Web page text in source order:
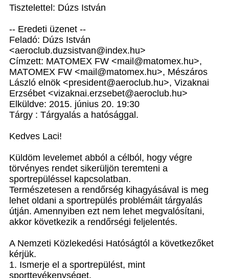
Tisztelettel: Dúzs István
-- Eredeti üzenet --
Feladó: Dúzs István
<aeroclub.duzsistvan@index.hu>
Címzett: MATOMEX FW <mail@matomex.hu>,
MATOMEX FW <mail@matomex.hu>, Mészáros
László elnök <president@aeroclub.hu>, Vizaknai
Erzsébet <vizaknai.erzsebet@aeroclub.hu>
Elküldve: 2015. június 20. 19:30
Tárgy : Tárgyalás a hatósággal.
Kedves Laci!
Küldöm levelemet abból a célból, hogy végre
törvényes rendet sikerüljön teremteni a
sportrepüléssel kapcsolatban.
Természetesen a rendőrség kihagyásával is meg
lehet oldani a sportrepülés problémáit tárgyalás
útján. Amennyiben ezt nem lehet megvalósítani,
akkor következik a rendőrségi feljelentés.
A Nemzeti Közlekedési Hatóságtól a következőket
kérjük.
1. Ismerje el a sportrepülést, mint
sporttevékenységet.